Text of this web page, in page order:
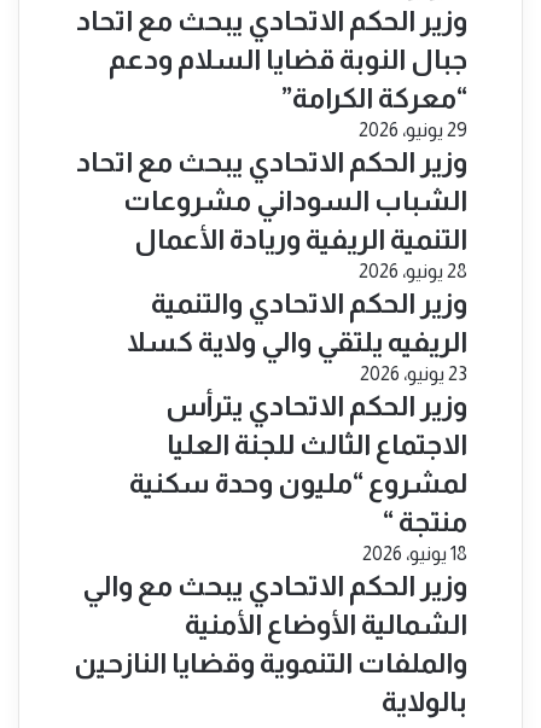
​وزير الحكم الاتحادي يبحث مع اتحاد
جبال النوبة قضايا السلام ودعم
“معركة الكرامة”
29 يونيو، 2026
​وزير الحكم الاتحادي يبحث مع اتحاد
الشباب السوداني مشروعات
التنمية الريفية وريادة الأعمال
28 يونيو، 2026
​وزير الحكم الاتحادي والتنمية
الريفيه يلتقي والي ولاية كسلا
23 يونيو، 2026
​وزير الحكم الاتحادي يترأس
الاجتماع الثالث للجنة العليا
لمشروع “مليون وحدة سكنية
منتجة “
18 يونيو، 2026
​وزير الحكم الاتحادي يبحث مع والي
الشمالية الأوضاع الأمنية
والملفات التنموية وقضايا النازحين
بالولاية